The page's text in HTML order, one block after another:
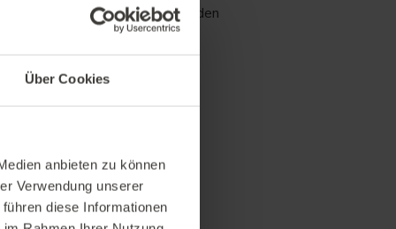
Über Cookies
anbieten zu können
Verwendung unserer
diese Informationen
in 3% van de monsters werden
is voordelig, omdat:
niet verandert